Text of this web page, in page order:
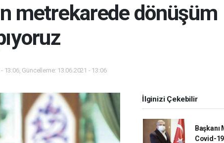
metrekarede dönüşüm
13:06, Güncelleme: 13.06.2021 - 13:06
İlginizi Çekebilir
Başkanı
Covid-